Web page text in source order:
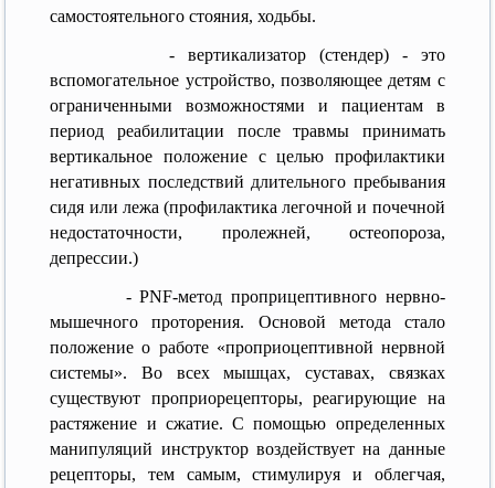
самостоятельного стояния, ходьбы.
- вертикализатор (стендер) - это
вспомогательное устройство, позволяющее детям с
ограниченными возможностями и пациентам в
период реабилитации после травмы принимать
вертикальное положение с целью профилактики
негативных последствий длительного пребывания
сидя или лежа (профилактика легочной и почечной
недостаточности, пролежней, остеопороза,
депрессии.)
- PNF-метод проприцептивного нервно-
мышечного проторения. Основой метода стало
положение о работе «проприоцептивной нервной
системы». Во всех мышцах, суставах, связках
существуют проприорецепторы, реагирующие на
растяжение и сжатие. С помощью определенных
манипуляций инструктор воздействует на данные
рецепторы, тем самым, стимулируя и облегчая,